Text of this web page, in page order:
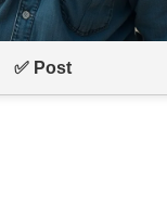
✅ Post